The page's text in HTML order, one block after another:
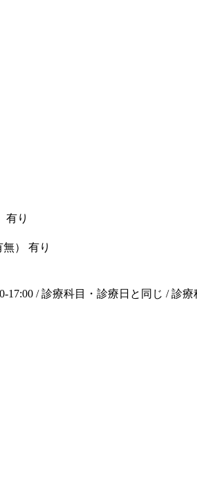
有り
） 有り
17:00 / 診療科目・診療日と同じ / 診